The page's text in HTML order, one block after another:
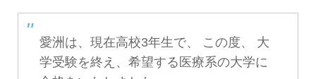
愛洲は、現在高校3年生で、 この度、 大
学受験を終え、希望する医療系の大学に